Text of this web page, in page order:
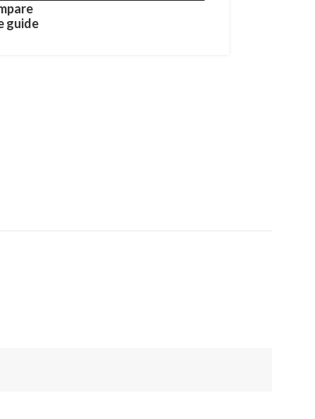
guide